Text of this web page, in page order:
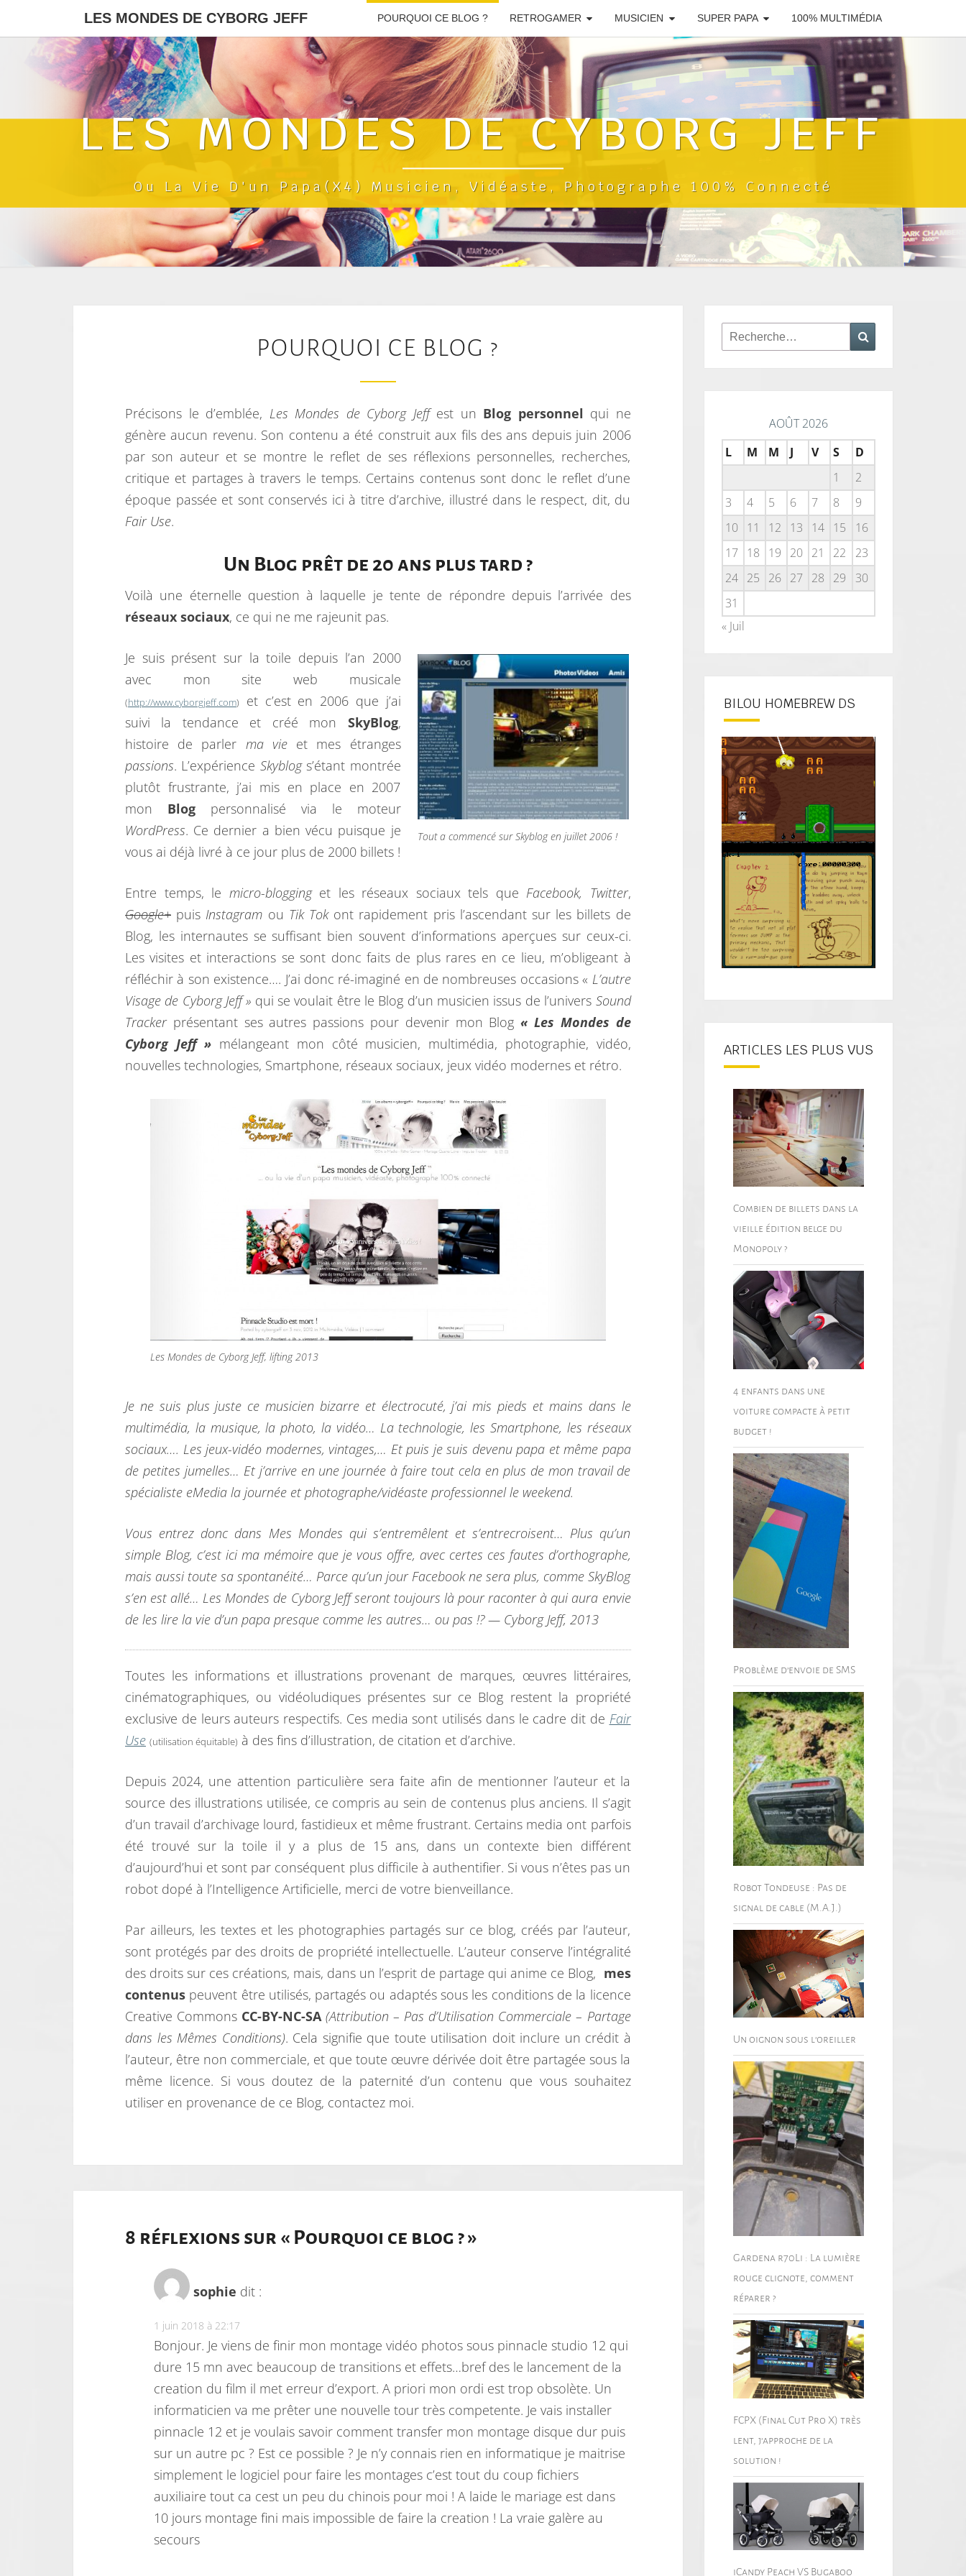
LES MONDES DE CYBORG JEFF POURQUOI CE BLOG ? RETROGAMER MUSICIEN SUPER PAPA 100% MULTIMÉDIA
LES MONDES DE CYBORG JEFF
Ou La Vie D'un Papa(x4) Musicien, Vidéaste, Photographe 100% Connecté
O
Q
U
O
I
C
L
POURQUOI CE BLOG ?
Précisons le d’emblée, Les Mondes de Cyborg Jeffest un Blog personnel qui ne
génère aucun revenu. Son contenu a été construit aux fils des ans depuis juin 2006
par son auteur et se montre le reflet de ses réflexions personnelles, recherches,
critique et partages à travers le temps. Certains contenus sont donc le reflet d’une
époque passée et sont conservés ici à titre d’archive, illustré dans le respect, dit, du
Fair Use.
Un Blog prêt de 20 ans plus tard ?
Voilà une éternelle question à laquelle je tente de répondre depuis l’arrivée des
réseaux sociaux, ce qui ne me rajeunit pas.
Tout a commencé sur Skyblog en juillet 2006 !
Je suis présent sur la toile depuis l’an 2000
avec mon site web musicale
(http://www.cyborgjeff.com)
et c’est en 2006 que j’ai
suivi la tendance et créé mon SkyBlog,
histoire de parler ma vieet mes étranges
passions. L’expérience Skyblogs’étant montrée
plutôt frustrante, j’ai mis en place en 2007
mon Blogpersonnalisé via le moteur
WordPress. Ce dernier a bien vécu puisque je
vous ai déjà livré à ce jour plus de 2000 billets !
Entre temps, le micro-blogginget les réseaux sociaux tels que Facebook, Twitter,
Google+ puis Instagram ou Tik Tokont rapidement pris l’ascendant sur les billets de
Blog, les internautes se suffisant bien souvent d’informations aperçues sur ceux-ci.
Les visites et interactions se sont donc faits de plus rares en ce lieu, m’obligeant à
réfléchir à son existence…. J’ai donc ré-imaginé en de nombreuses occasions « L’autre
Visage de Cyborg Jeff » qui se voulait être le Blog d’un musicien issus de l’univers Sound
Trackerprésentant ses autres passions pour devenir mon Blog« Les Mondes de
Cyborg Jeff » mélangeant mon côté musicien, multimédia, photographie, vidéo,
nouvelles technologies, Smartphone, réseaux sociaux, jeux vidéo modernes et rétro.
Les Mondes de Cyborg Jeff, lifting 2013
Je ne suis plus juste ce musicien bizarre et électrocuté, j’ai mis pieds et mains dans le
multimédia, la musique, la photo, la vidéo… La technologie, les Smartphone, les réseaux
sociaux…. Les jeux-vidéo modernes, vintages,… Et puis je suis devenu papa et même papa
de petites jumelles… Et j’arrive en une journée à faire tout cela en plus de mon travail de
spécialiste eMedia la journée et photographe/vidéaste professionnel le weekend.
Vous entrez donc dans Mes Mondes qui s’entremêlent et s’entrecroisent… Plus qu’un
simple Blog, c’est ici ma mémoire que je vous offre, avec certes ces fautes d’orthographe,
mais aussi toute sa spontanéité… Parce qu’un jour Facebook ne sera plus, comme SkyBlog
s’en est allé… Les Mondes de Cyborg Jeff seront toujours là pour raconter à qui aura envie
de les lire la vie d’un papa presque comme les autres… ou pas !? — Cyborg Jeff, 2013
Toutes les informations et illustrations provenant de marques, œuvres littéraires,
cinématographiques, ou vidéoludiques présentes sur ce Blog restent la propriété
exclusive de leurs auteurs respectifs. Ces media sont utilisés dans le cadre dit de Fair
Use (utilisation équitable) à des fins d’illustration, de citation et d’archive.
Depuis 2024, une attention particulière sera faite afin de mentionner l’auteur et la
source des illustrations utilisée, ce compris au sein de contenus plus anciens. Il s’agit
d’un travail d’archivage lourd, fastidieux et même frustrant. Certains media ont parfois
été trouvé sur la toile il y a plus de 15 ans, dans un contexte bien différent
d’aujourd’hui et sont par conséquent plus difficile à authentifier. Si vous n’êtes pas un
robot dopé à l’Intelligence Artificielle, merci de votre bienveillance.
Par ailleurs, les textes et les photographies partagés sur ce blog, créés par l’auteur,
sont protégés par des droits de propriété intellectuelle. L’auteur conserve l’intégralité
des droits sur ces créations, mais, dans un l’esprit de partage qui anime ce Blog, mes
contenus peuvent être utilisés, partagés ou adaptés sous les conditions de la licence
Creative Commons CC-BY-NC-SA (Attribution – Pas d’Utilisation Commerciale – Partage
dans les Mêmes Conditions). Cela signifie que toute utilisation doit inclure un crédit à
l’auteur, être non commerciale, et que toute œuvre dérivée doit être partagée sous la
même licence. Si vous doutez de la paternité d’un contenu que vous souhaitez
utiliser en provenance de ce Blog, contactez moi.
8 réflexions sur « Pourquoi ce blog ?»
sophie dit :
1 juin 2018 à 22:17
Bonjour. Je viens de finir mon montage vidéo photos sous pinnacle studio 12 qui
dure 15 mn avec beaucoup de transitions et effets…bref des le lancement de la
creation du film il met erreur d’export. A priori mon ordi est trop obsolète. Un
informaticien va me prêter une nouvelle tour très competente. Je vais installer
pinnacle 12 et je voulais savoir comment transfer mon montage disque dur puis
sur un autre pc ? Est ce possible ? Je n’y connais rien en informatique je maitrise
simplement le logiciel pour faire les montages c’est tout du coup fichiers
auxiliaire tout ca cest un peu du chinois pour moi ! A laide le mariage est dans
10 jours montage fini mais impossible de faire la creation ! La vraie galère au
secours
Rechercher :
AOÛT 2026
L
M M J V S
D
1
2
3
4 5 6 7 8
9
10
11 12 13 14 15
16
17
18 19 20 21 22
23
24
25 26 27 28 29
30
31
« Juil
BILOU HOMEBREW DS
ARTICLES LES PLUS VUS
Combien de billets dans la
vieille édition belge du
Monopoly ?
4 enfants dans une
voiture compacte à petit
budget !
Problème d’envoie de SMS
Robot Tondeuse : Pas de
signal de cable (M.A.J.)
Un oignon sous l’oreiller
Gardena r70Li : La lumière
rouge clignote, comment
réparer ?
FCPX (Final Cut Pro X) très
lent, j’approche de la
solution !
iCandy Peach VS Bugaboo